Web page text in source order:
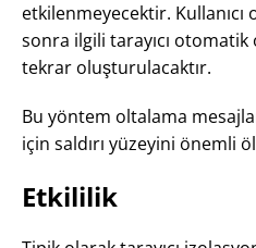
etkilenmeyecektir.
sonra ilgili tarayıcı otomatik
tekrar oluşturulacaktır.
Bu yöntem oltalama
için saldırı yüzeyini önemli
Etkililik